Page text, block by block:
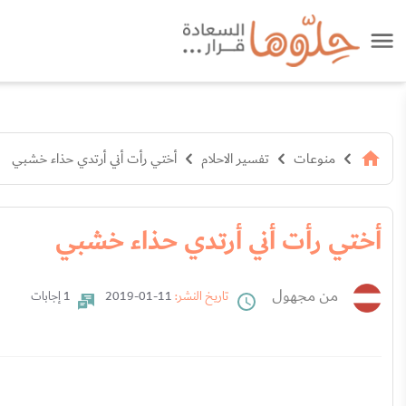
منوعات تفسير الاحلام أختي رأت أني أرتدي حذاء خشبي
أختي رأت أني أرتدي حذاء خشبي
من مجهول تاريخ النشر: 1 إجابات